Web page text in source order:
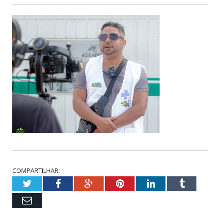
COMPARTILHAR:
TwitterFacebookGoogle+PinterestLinkedInTumblr
Email